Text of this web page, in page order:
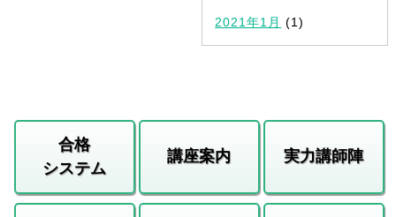
2021年1月 (1)
合格
システム
講座案内 実力講師陣